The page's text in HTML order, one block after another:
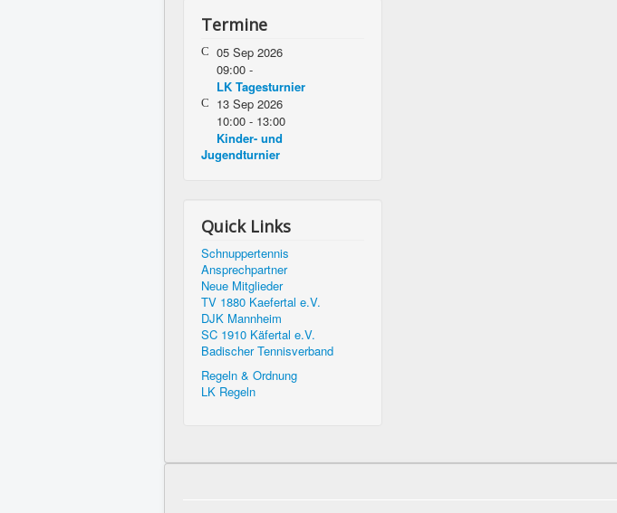
Termine
05 Sep 2026
09:00 -
LK Tagesturnier
13 Sep 2026
10:00 - 13:00
Kinder- und
Jugendturnier
Quick Links
Schnuppertennis
Ansprechpartner
Neue Mitglieder
TV 1880 Kaefertal e.V.
DJK Mannheim
SC 1910 Käfertal e.V.
Badischer Tennisverband
Regeln & Ordnung
LK Regeln